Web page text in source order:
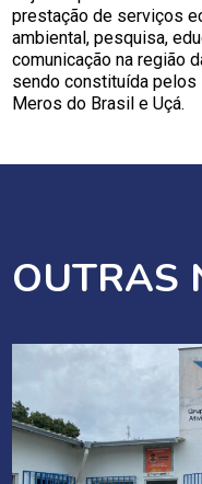
prestação de serviços
ambiental, pesquisa,
comunicação na região
sendo constituída pelos
Meros do Brasil e Uçá.
OUTRAS